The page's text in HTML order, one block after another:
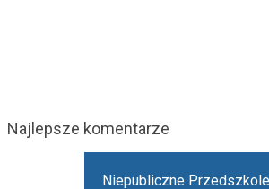
Najlepsze komentarze
Niepubliczne Przedszkole